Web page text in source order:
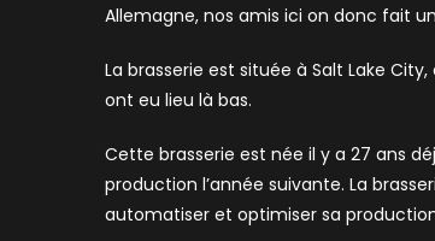
Allemagne, nos amis ici on donc fait
La brasserie est située à Salt Lake
ont eu lieu là bas.
Cette brasserie est née il y a 27 ans
production l’année suivante. La
automatiser et optimiser sa